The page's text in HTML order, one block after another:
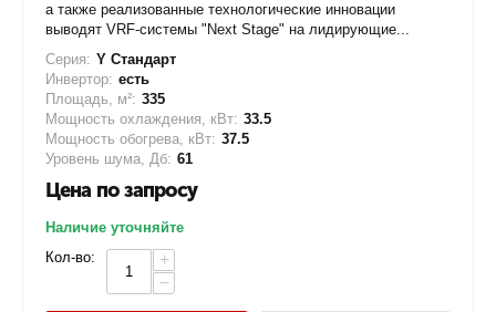
а также реализованные технологические инновации
выводят VRF-системы "Next Stage" на лидирующие...
Серия: Y Стандарт
Инвертор: есть
Площадь, м²: 335
Мощность охлаждения, кВт: 33.5
Мощность обогрева, кВт: 37.5
Уровень шума, Дб: 61
Цена по запросу
Наличие уточняйте
Кол-во:
+
−